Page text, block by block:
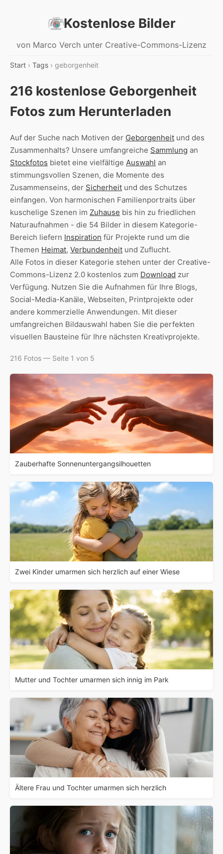
Kostenlose Bilder
von Marco Verch unter Creative-Commons-Lizenz
Start › Tags › geborgenheit
216 kostenlose Geborgenheit
Fotos zum Herunterladen
Auf der Suche nach Motiven der Geborgenheit und des
Zusammenhalts? Unsere umfangreiche Sammlung an
Stockfotos bietet eine vielfältige Auswahl an
stimmungsvollen Szenen, die Momente des
Zusammenseins, der Sicherheit und des Schutzes
einfangen. Von harmonischen Familienportraits über
kuschelige Szenen im Zuhause bis hin zu friedlichen
Naturaufnahmen - die 54 Bilder in diesem Kategorie-
Bereich liefern Inspiration für Projekte rund um die
Themen Heimat, Verbundenheit und Zuflucht.
Alle Fotos in dieser Kategorie stehen unter der Creative-
Commons-Lizenz 2.0 kostenlos zum Download zur
Verfügung. Nutzen Sie die Aufnahmen für Ihre Blogs,
Social-Media-Kanäle, Webseiten, Printprojekte oder
andere kommerzielle Anwendungen. Mit dieser
umfangreichen Bildauswahl haben Sie die perfekten
visuellen Bausteine für Ihre nächsten Kreativprojekte.
216 Fotos — Seite 1 von 5
Zauberhafte Sonnenuntergangsilhouetten
Zwei Kinder umarmen sich herzlich auf einer Wiese
Mutter und Tochter umarmen sich innig im Park
Ältere Frau und Tochter umarmen sich herzlich